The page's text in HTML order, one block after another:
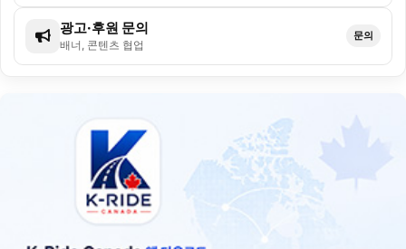
광고·후원 문의
배너, 콘텐츠 협업
문의